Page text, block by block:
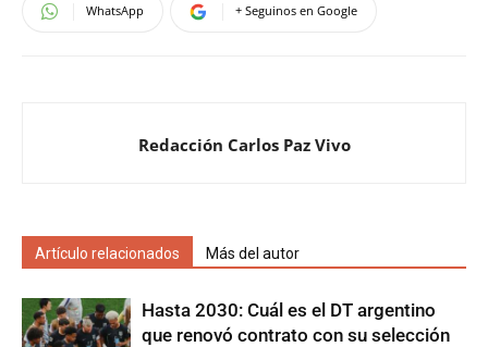
WhatsApp + Seguinos en Google
Redacción Carlos Paz Vivo
Artículo relacionados Más del autor
Hasta 2030: Cuál es el DT argentino
que renovó contrato con su selección